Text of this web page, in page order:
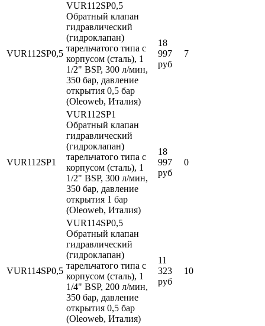
VUR112SP0,5
VUR112SP0,5
Обратный клапан
гидравлический
(гидроклапан)
тарельчатого типа с
корпусом (сталь), 1
1/2" BSP, 300 л/мин,
350 бар, давление
открытия 0,5 бар
(Oleoweb, Италия)
18
997
руб
7
VUR112SP1
VUR112SP1
Обратный клапан
гидравлический
(гидроклапан)
тарельчатого типа с
корпусом (сталь), 1
1/2" BSP, 300 л/мин,
350 бар, давление
открытия 1 бар
(Oleoweb, Италия)
18
997
руб
0
VUR114SP0,5
VUR114SP0,5
Обратный клапан
гидравлический
(гидроклапан)
тарельчатого типа с
корпусом (сталь), 1
1/4" BSP, 200 л/мин,
350 бар, давление
открытия 0,5 бар
(Oleoweb, Италия)
11
323
руб
10